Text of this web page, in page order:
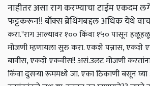
नाहीतर असा राग करण्याचा टाईम एकदम
फट्टकरून!! बॉक्स ब्रेथिंगबद्दल अधिक येथे
करा."राग आल्यावर १०० किंवा १५० पासून
मोजणी म्हणायला सुरु करा. एकशे पन्नास, एकशे
बावीस, एकशे एकवीस!! असं.उलट मोजणी
किंवा दुसऱ्या रूममध्ये जा. एका ठिकाणी बसून